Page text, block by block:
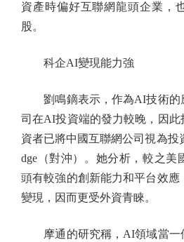
資產時偏好互聯網龍頭企業，
股。
科企AI變現能力強
劉鳴鏑表示，作為AI技術的
司在AI投資端的發力較晚，因此
資者已將中國互聯網公司視為投
dge（對沖）。她分析，較之美
頭有較強的創新能力和平台效
變現，因而更受外資青睞。
摩通的研究稱，AI領域當一